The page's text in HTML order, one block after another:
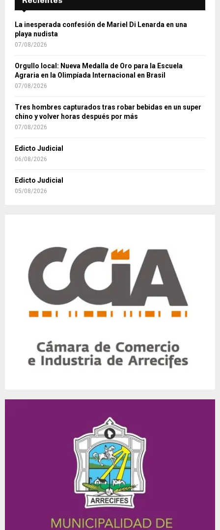
La inesperada confesión de Mariel Di Lenarda en una
playa nudista
07/08/2026
Orgullo local: Nueva Medalla de Oro para la Escuela
Agraria en la Olimpíada Internacional en Brasil
07/08/2026
Tres hombres capturados tras robar bebidas en un super
chino y volver horas después por más
07/08/2026
Edicto Judicial
06/08/2026
Edicto Judicial
05/08/2026